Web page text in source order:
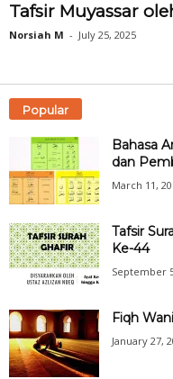
Tafsir Muyassar
Norsiah M - July 25, 2025
Popular
Bahasa
dan
March 11,
Tafsir
Ke-44
September
Fiqh
January 27,